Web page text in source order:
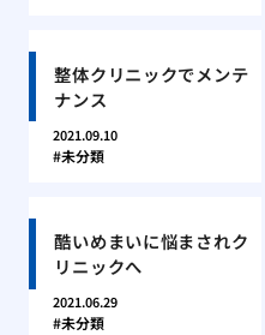
整体クリニックでメンテ
ナンス
2021.09.10
未分類
酷いめまいに悩まされク
リニックへ
2021.06.29
未分類